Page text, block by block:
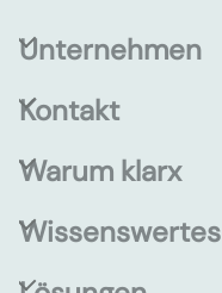
Unternehmen
Kontakt
Warum klarx
Wissenswertes